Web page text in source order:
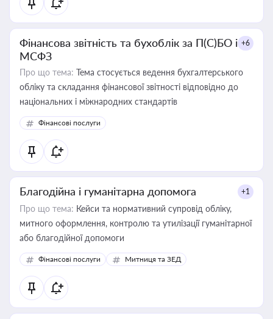
Фінансова звітність та бухоблік за П(С)БО і
МСФЗ
+6
Про що тема: Тема стосується ведення бухгалтерського
обліку та складання фінансової звітності відповідно до
національних і міжнародних стандартів
Фінансові послуги
Благодійна і гуманітарна допомога +1
Про що тема: Кейси та нормативний супровід обліку,
митного оформлення, контролю та утилізації гуманітарної
або благодійної допомоги
Фінансові послуги Митниця та ЗЕД